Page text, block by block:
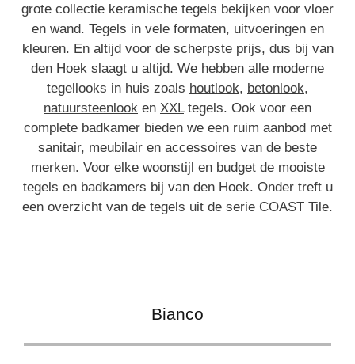
grote collectie keramische tegels bekijken voor vloer
en wand. Tegels in vele formaten, uitvoeringen en
kleuren. En altijd voor de scherpste prijs, dus bij van
den Hoek slaagt u altijd. We hebben alle moderne
tegellooks in huis zoals houtlook, betonlook,
natuursteenlook en XXLtegels. Ook voor een
complete badkamer bieden we een ruim aanbod met
sanitair, meubilair en accessoires van de beste
merken. Voor elke woonstijl en budget de mooiste
tegels en badkamers bij van den Hoek. Onder treft u
een overzicht van de tegels uit de serie COAST Tile.
Bianco